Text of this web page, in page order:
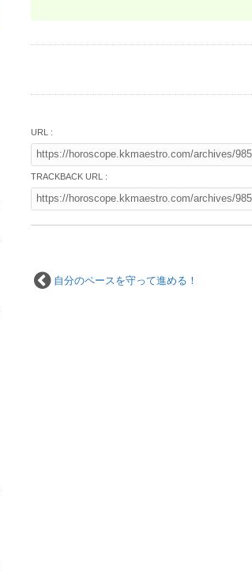
URL :
TRACKBACK URL :
自分のペースを守って進める！